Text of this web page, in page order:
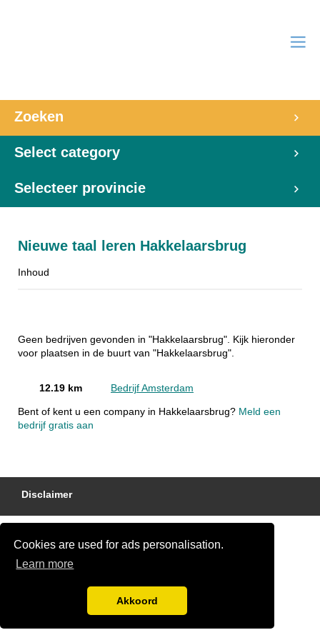
Cookies are used for ads personalisation.
Learn more
Akkoord
Zoeken
Select category
Selecteer provincie
Nieuwe taal leren Hakkelaarsbrug
Inhoud
Geen bedrijven gevonden in "Hakkelaarsbrug". Kijk hieronder
voor plaatsen in de buurt van "Hakkelaarsbrug".
12.19 km Bedrijf Amsterdam
Bent of kent u een company in Hakkelaarsbrug? Meld een
bedrijf gratis aan
Disclaimer